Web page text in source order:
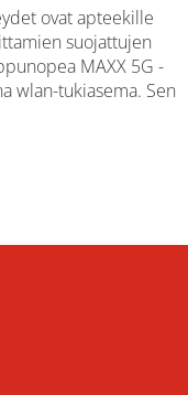
ovat apteekille
suojattujen
MAXX 5G -
wlan-tukiasema. Sen